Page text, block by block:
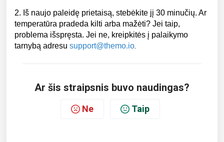
2. Iš naujo paleidę prietaisą, stebėkite jį 30 minučių. Ar
temperatūra pradeda kilti arba mažėti? Jei taip,
problema išspręsta. Jei ne, kreipkitės į palaikymo
tarnybą adresu support@themo.io.
Ar šis straipsnis buvo naudingas?
Ne Taip